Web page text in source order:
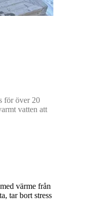
för över 20
vatten att
värme från
tar bort stress